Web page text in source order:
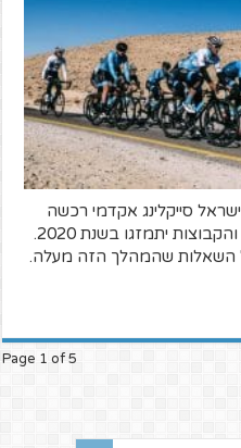
סייקלינג אקדמי רכשה
את רישיון הוורלד-טור של קטושה והקבוצות יתמזגו בשנת 2020.
השאלות שהמהלך הזה מעלה.
Page 1 of 5